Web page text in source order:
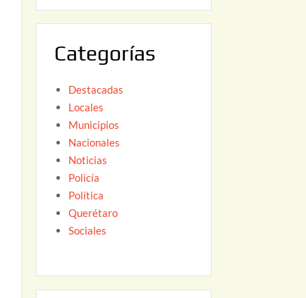
2
Categorías
Destacadas
Locales
Municipios
Nacionales
Noticias
Policía
Política
Querétaro
Sociales